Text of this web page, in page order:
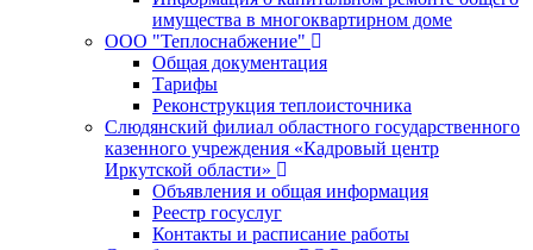
имущества в многоквартирном доме
ООО "Теплоснабжение"
Общая документация
Тарифы
Реконструкция теплоисточника
Слюдянский филиал областного государственного
казенного учреждения «Кадровый центр
Иркутской области»
Объявления и общая информация
Реестр госуслуг
Контакты и расписание работы